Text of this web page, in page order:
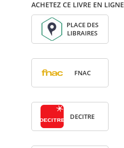
ACHETEZ CE LIVRE EN LIGNE
PLACE DES
LIBRAIRES
FNAC
DECITRE